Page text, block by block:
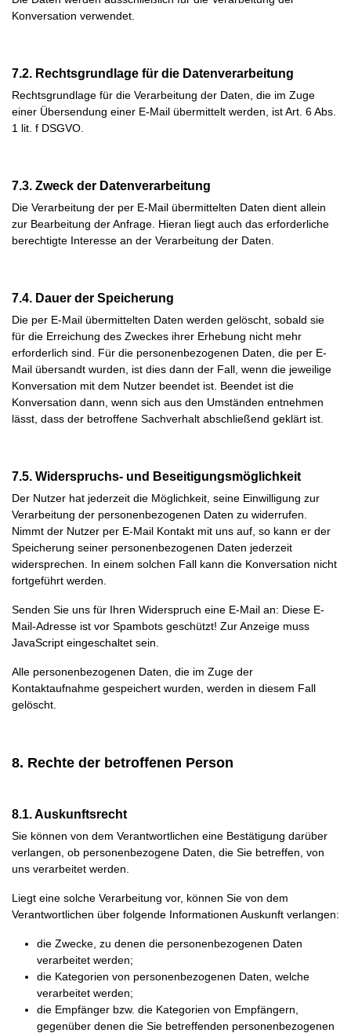
Konversation verwendet.
7.2. Rechtsgrundlage für die Datenverarbeitung
Rechtsgrundlage für die Verarbeitung der Daten, die im Zuge
einer Übersendung einer E-Mail übermittelt werden, ist Art. 6 Abs.
1 lit. f DSGVO.
7.3. Zweck der Datenverarbeitung
Die Verarbeitung der per E-Mail übermittelten Daten dient allein
zur Bearbeitung der Anfrage. Hieran liegt auch das erforderliche
berechtigte Interesse an der Verarbeitung der Daten.
7.4. Dauer der Speicherung
Die per E-Mail übermittelten Daten werden gelöscht, sobald sie
für die Erreichung des Zweckes ihrer Erhebung nicht mehr
erforderlich sind. Für die personenbezogenen Daten, die per E-
Mail übersandt wurden, ist dies dann der Fall, wenn die jeweilige
Konversation mit dem Nutzer beendet ist. Beendet ist die
Konversation dann, wenn sich aus den Umständen entnehmen
lässt, dass der betroffene Sachverhalt abschließend geklärt ist.
7.5. Widerspruchs- und Beseitigungsmöglichkeit
Der Nutzer hat jederzeit die Möglichkeit, seine Einwilligung zur
Verarbeitung der personenbezogenen Daten zu widerrufen.
Nimmt der Nutzer per E-Mail Kontakt mit uns auf, so kann er der
Speicherung seiner personenbezogenen Daten jederzeit
widersprechen. In einem solchen Fall kann die Konversation nicht
fortgeführt werden.
Senden Sie uns für Ihren Widerspruch eine E-Mail an: Diese E-
Mail-Adresse ist vor Spambots geschützt! Zur Anzeige muss
JavaScript eingeschaltet sein.
Alle personenbezogenen Daten, die im Zuge der
Kontaktaufnahme gespeichert wurden, werden in diesem Fall
gelöscht.
8. Rechte der betroffenen Person
8.1. Auskunftsrecht
Sie können von dem Verantwortlichen eine Bestätigung darüber
verlangen, ob personenbezogene Daten, die Sie betreffen, von
uns verarbeitet werden.
Liegt eine solche Verarbeitung vor, können Sie von dem
Verantwortlichen über folgende Informationen Auskunft verlangen:
die Zwecke, zu denen die personenbezogenen Daten
verarbeitet werden;
die Kategorien von personenbezogenen Daten, welche
verarbeitet werden;
die Empfänger bzw. die Kategorien von Empfängern,
gegenüber denen die Sie betreffenden personenbezogenen